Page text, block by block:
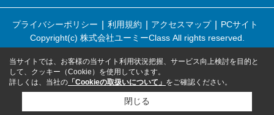
プライバシーポリシー 利用規約 アクセスマップ
PCサイト
Copyright(c) 株式会社ユーミーClass All rights reserved.
当サイトでは、お客様の当サイト利用状況把握、サービス向上検討を目的と
して、クッキー（Cookie）を使用しています。
詳しくは、当社の 「Cookieの取扱いについて」 をご確認ください。
閉じる